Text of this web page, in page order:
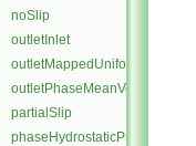
noSlip
outletInlet
outletMappedUniformInlet
outletPhaseMeanVelocity
partialSlip
phaseHydrostaticPressure